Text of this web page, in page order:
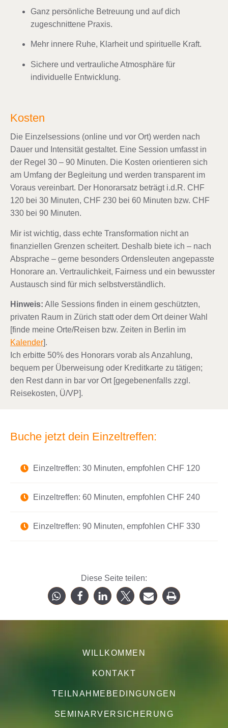
Ganz persönliche Betreuung und auf dich
zugeschnittene Praxis.
Mehr innere Ruhe, Klarheit und spirituelle Kraft.
Sichere und vertrauliche Atmosphäre für
individuelle Entwicklung.
Kosten
Die Einzelsessions (online und vor Ort) werden nach
Dauer und Intensität gestaltet. Eine Session umfasst in
der Regel 30 – 90 Minuten. Die Kosten orientieren sich
am Umfang der Begleitung und werden transparent im
Voraus vereinbart. Der Honorarsatz beträgt i.d.R. CHF
120 bei 30 Minuten, CHF 230 bei 60 Minuten bzw. CHF
330 bei 90 Minuten.
Mir ist wichtig, dass echte Transformation nicht an
finanziellen Grenzen scheitert. Deshalb biete ich – nach
Absprache – gerne besonders Ordensleuten angepasste
Honorare an. Vertraulichkeit, Fairness und ein bewusster
Austausch sind für mich selbstverständlich.
Hinweis: Alle Sessions finden in einem geschützten,
privaten Raum in Zürich statt oder dem Ort deiner Wahl
[finde meine Orte/Reisen bzw. Zeiten in Berlin im
Kalender].
Ich erbitte 50% des Honorars vorab als Anzahlung,
bequem per Überweisung oder Kreditkarte zu tätigen;
den Rest dann in bar vor Ort [gegebenenfalls zzgl.
Reisekosten, Ü/VP].
Buche jetzt dein Einzeltreffen:
Einzeltreffen: 30 Minuten, empfohlen CHF 120
Einzeltreffen: 60 Minuten, empfohlen CHF 240
Einzeltreffen: 90 Minuten, empfohlen CHF 330
Diese Seite teilen:
WILLKOMMEN
KONTAKT
TEILNAHMEBEDINGUNGEN
SEMINARVERSICHERUNG